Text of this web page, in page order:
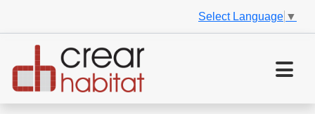
Select Language ▼